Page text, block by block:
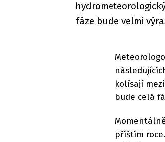
fáze bude velmi
kolísají
bude celá
příštím